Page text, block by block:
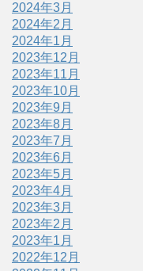
2024年3月
2024年2月
2024年1月
2023年12月
2023年11月
2023年10月
2023年9月
2023年8月
2023年7月
2023年6月
2023年5月
2023年4月
2023年3月
2023年2月
2023年1月
2022年12月